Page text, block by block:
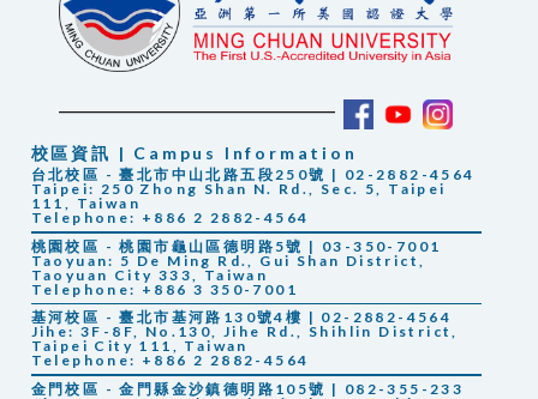
校區資訊 | Campus Information
台北校區 - 臺北市中山北路五段250號 | 02-2882-4564
Taipei: 250 Zhong Shan N. Rd., Sec. 5, Taipei
111, Taiwan
Telephone: +886 2 2882-4564
桃園校區 - 桃園市龜山區德明路5號 | 03-350-7001
Taoyuan: 5 De Ming Rd., Gui Shan District,
Taoyuan City 333, Taiwan
Telephone: +886 3 350-7001
基河校區 - 臺北市基河路130號4樓 | 02-2882-4564
Jihe: 3F-8F, No.130, Jihe Rd., Shihlin District,
Taipei City 111, Taiwan
Telephone: +886 2 2882-4564
金門校區 - 金門縣金沙鎮德明路105號 | 082-355-233